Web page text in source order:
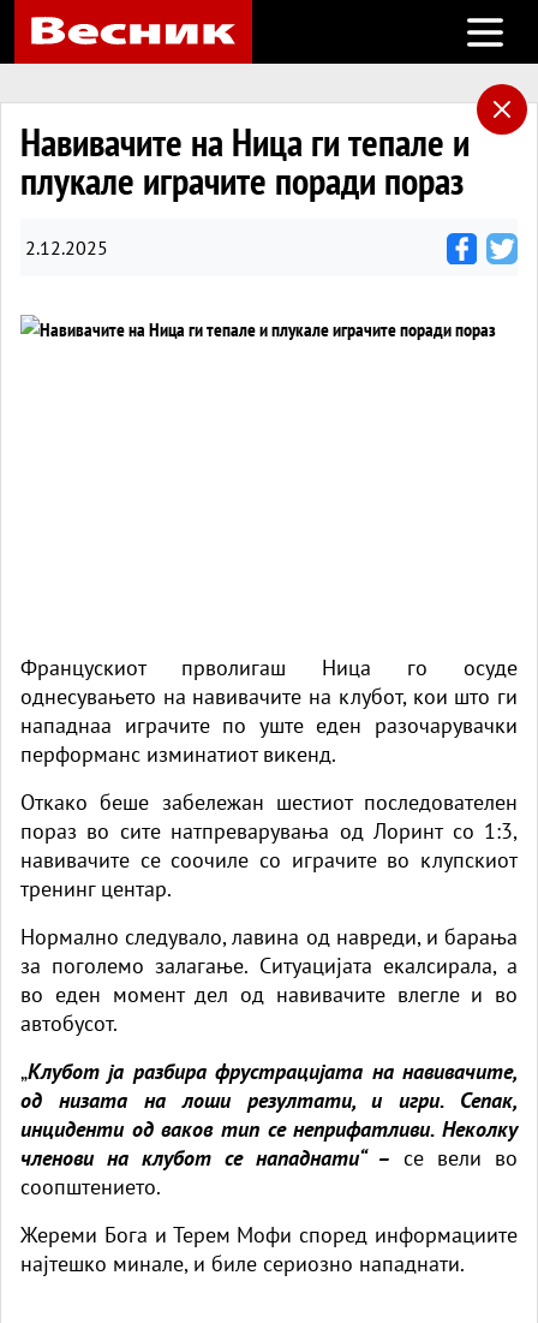
Open
Навивачите на Ница ги тепале и
плукале играчите поради пораз
2.12.2025
Францускиот прволигаш Ница го осуде
однесувањето на навивачите на клубот, кои што ги
нападнаа играчите по уште еден разочарувачки
перформанс изминатиот викенд.
Откако беше забележан шестиот последователен
пораз во сите натпреварувања од Лоринт со 1:3,
навивачите се соочиле со играчите во клупскиот
тренинг центар.
Нормално следувало, лавина од навреди, и барања
за поголемо залагање. Ситуацијата екалсирала, а
во еден момент дел од навивачите влегле и во
автобусот.
„Клубот ја разбира фрустрацијата на навивачите,
од низата на лоши резултати, и игри. Сепак,
инциденти од ваков тип се неприфатливи. Неколку
членови на клубот се нападнати“ – се вели во
соопштението.
Жереми Бога и Терем Мофи според информациите
најтешко минале, и биле сериозно нападнати.